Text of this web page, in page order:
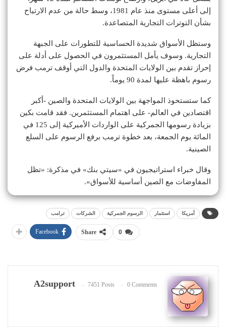
إلى أعلى مستوى منذ عام 1981، وسط حالة من عدم الارتياح
بشأن التوترات التجارية المتصاعدة.
وستظل الأسواق شديدة الحساسية للتطورات على الجبهة
التجارية. وسوف يأمل المستثمرون في الحصول على أدلة على
إحراز تقدم بين الولايات المتحدة والدول التي أوقف ترمب فرض
رسوم باهظة عليها لمدة 90 يوماً.
كما ستستحوذ المواجهة بين الولايات المتحدة والصين -أكبر
اقتصادين في العالم- على اهتمام المستثمرين. فقد قامت بكين
بزيادة رسومها الجمركية على الواردات الأميركية إلى 125 في
المائة يوم الجمعة، بعد خطوة ترمب برفع الرسوم على السلع
الصينية.
وقال خبراء استراتيجيون في «سيتي بنك» في مذكرة: «تظل
المفاوضات مع الصين أساسية للأسواق».
أمريكا استثمار الرسوم الجمركية الشركات ترامب
0
Share
Facebook
A2support 7451 Posts 0 Comments